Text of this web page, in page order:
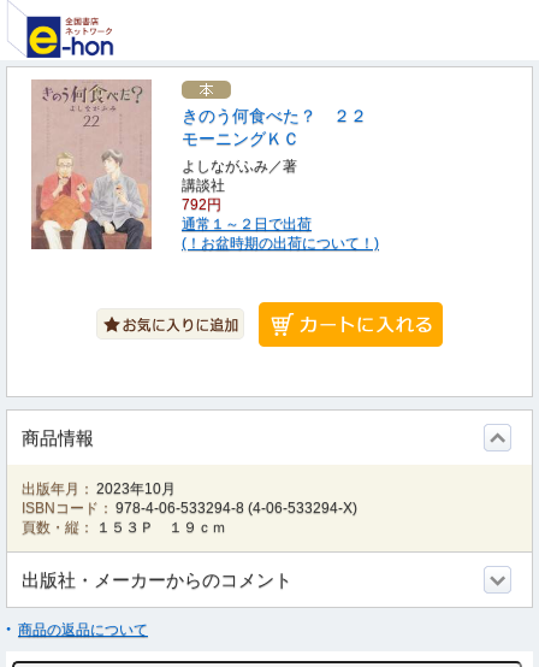
きのう何食べた？ ２２
モーニングＫＣ
よしながふみ／著
講談社
792円
通常１～２日で出荷
(！お盆時期の出荷について！)
商品情報
出版年月： 2023年10月
ISBNコード： 978-4-06-533294-8 (4-06-533294-X)
頁数・縦：
１５３Ｐ １９ｃｍ
出版社・メーカーからのコメント
商品の返品について